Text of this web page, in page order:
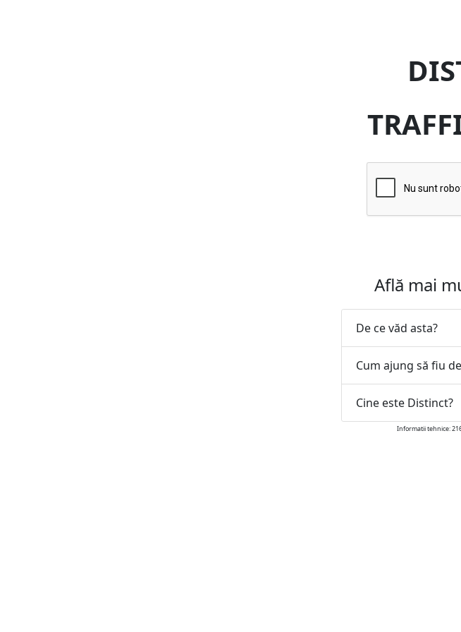
Află mai
De ce văd asta?
Cum ajung să fiu
Cine este Distinct?
Informatii tehnice: